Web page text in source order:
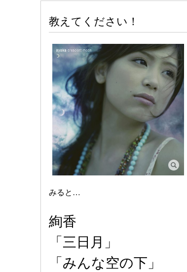
教えてください！
みると…
絢香
「三日月」
「みんな空の下」